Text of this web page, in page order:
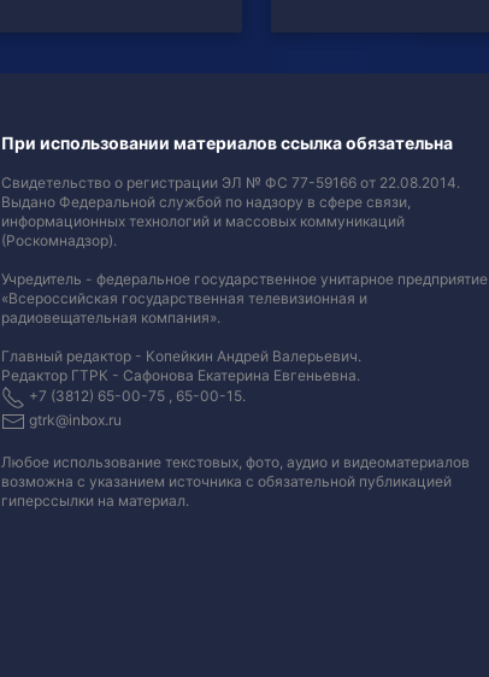
При использовании материалов ссылка обязательна
Свидетельство о регистрации ЭЛ № ФС 77-59166 от 22.08.2014.
Выдано Федеральной службой по надзору в сфере связи,
информационных технологий и массовых коммуникаций
(Роскомнадзор).
Учредитель - федеральное государственное унитарное предприятие
«Всероссийская государственная телевизионная и
радиовещательная компания».
Главный редактор - Копейкин Андрей Валерьевич.
Редактор ГТРК - Сафонова Екатерина Евгеньевна.
+7 (3812) 65-00-75 , 65-00-15.
gtrk@inbox.ru
Любое использование текстовых, фото, аудио и видеоматериалов
возможна с указанием источника с обязательной публикацией
гиперссылки на материал.